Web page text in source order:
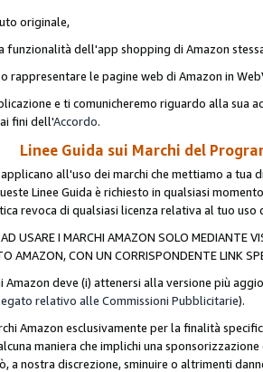
originale,
funzionalità dell'app shopping di Amazon
rappresentare le pagine web di Amazon in
e ti comunicheremo riguardo alla sua
fini dell'Accordo.
Linee Guida sui Marchi del
applicano all'uso dei marchi che mettiamo a
Linee Guida è richiesto in qualsiasi
revoca di qualsiasi licenza relativa al tuo uso
USARE I MARCHI AMAZON SOLO MEDIANTE
AMAZON, CON UN CORRISPONDENTE LINK
Amazon deve (i) attenersi alla versione più
relativo alle Commissioni Pubblicitarie).
Amazon esclusivamente per la finalità
maniera che implichi una
a nostra discrezione, sminuire o altrimenti